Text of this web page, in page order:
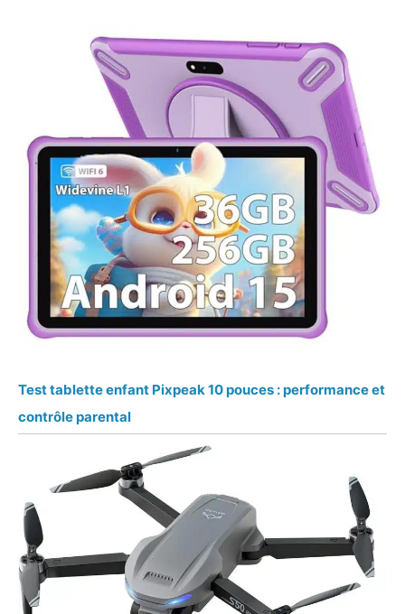
Test tablette enfant Pixpeak 10 pouces : performance et
contrôle parental